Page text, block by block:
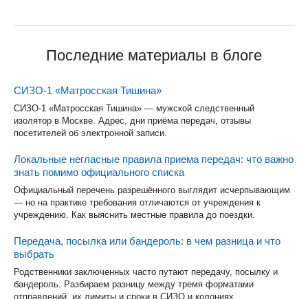
Последние материалы в блоге
СИЗО-1 «Матросская Тишина»
СИЗО-1 «Матросская Тишина» — мужской следственный
изолятор в Москве. Адрес, дни приёма передач, отзывы
посетителей об электронной записи.
Локальные негласные правила приема передач: что важно
знать помимо официального списка
Официальный перечень разрешённого выглядит исчерпывающим
— но на практике требования отличаются от учреждения к
учреждению. Как выяснить местные правила до поездки.
Передача, посылка или бандероль: в чем разница и что
выбрать
Родственники заключенных часто путают передачу, посылку и
бандероль. Разбираем разницу между тремя форматами
отправлений, их лимиты и сроки в СИЗО и колониях.